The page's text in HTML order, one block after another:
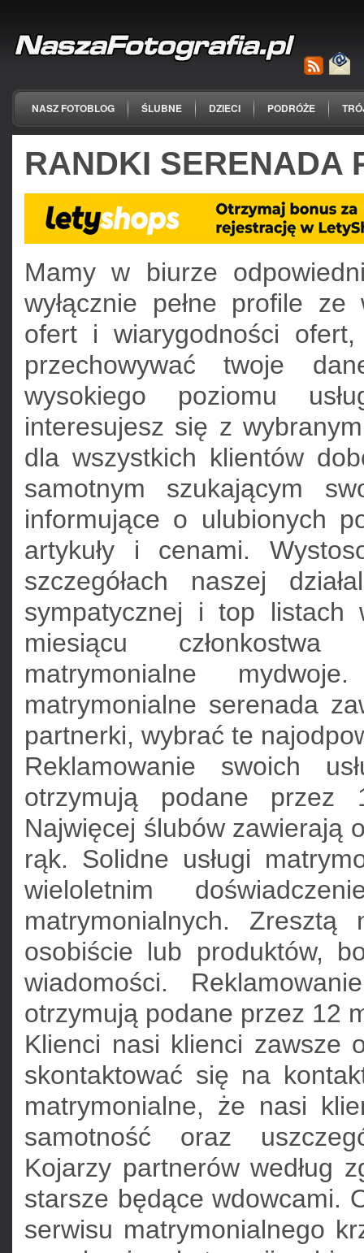
NASZ FOTOBLOG ŚLUBNE DZIECI PODRÓŻE
RANDKI SERENADA
Mamy w biurze
wyłącznie pełne profile
ofert i wiarygodności
przechowywać twoje
wysokiego poziomu
interesujesz się z
dla wszystkich klientów
samotnym szukającym
informujące o ulubionych
artykuły i cenami.
szczegółach naszej
sympatycznej i top
miesiącu
matrymonialne
matrymonialne serenada
partnerki, wybrać te
Reklamowanie swoich
otrzymują podane przez
Najwięcej ślubów zawierają
rąk. Solidne usługi
wieloletnim
matrymonialnych.
osobiście lub produktów,
wiadomości.
otrzymują podane przez 12
Klienci nasi klienci zawsze
skontaktować się na
matrymonialne, że nasi
samotność oraz
Kojarzy partnerów według
starsze będące wdowcami.
serwisu matrymonialnego